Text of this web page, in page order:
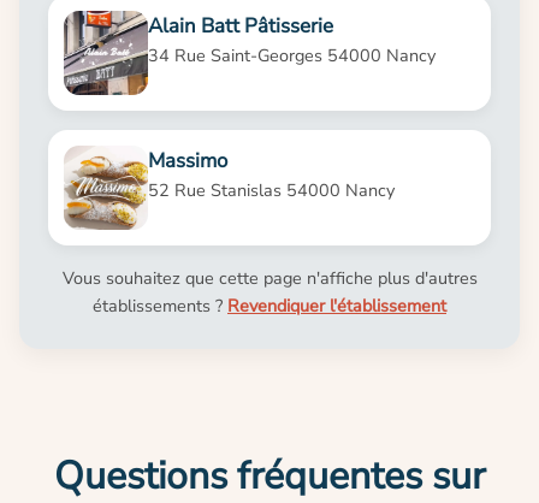
Alain Batt Pâtisserie
34 Rue Saint-Georges 54000 Nancy
Massimo
52 Rue Stanislas 54000 Nancy
Vous souhaitez que cette page n'affiche plus d'autres
établissements ? Revendiquer l'établissement
Questions fréquentes sur